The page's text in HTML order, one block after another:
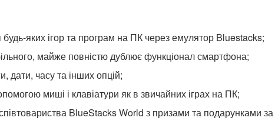
яких ігор та програм на ПК через емулятор Bluestacks;
майже повністю дублює функціонал смартфона;
дати, часу та інших опцій;
миші і клавіатури як в звичайних іграх на ПК;
BlueStacks World з призами та подарунками